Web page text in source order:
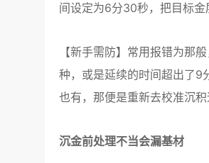
间设定为6分30秒，把目标金
【新手需防】常用报错为那
种，或是延续的时间超出了9
也有，那便是重新去校准沉
沉金前处理不当会漏基材